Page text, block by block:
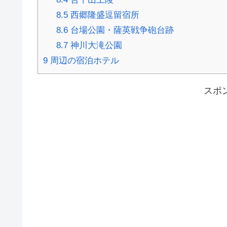
8.5西郷隆盛逗留宿所
8.6台場公園・薩英戦争砲台跡
8.7神川大滝公園
9 周辺の宿泊ホテル
スポ